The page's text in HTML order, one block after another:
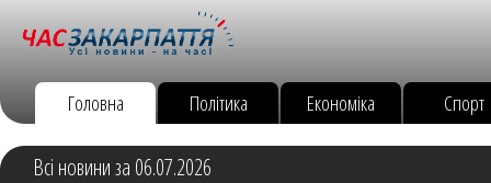
Головна Політика Економіка Спорт
Всі новини за 06.07.2026